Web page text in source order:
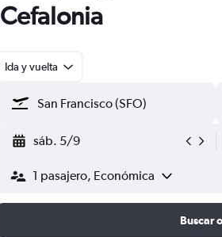
Cefalonia
Ida y vuelta
sáb. 5/9
1 pasajero, Económica
Buscar